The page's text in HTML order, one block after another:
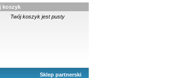
koszyk
Twój koszyk jest pusty
Sklep partnerski